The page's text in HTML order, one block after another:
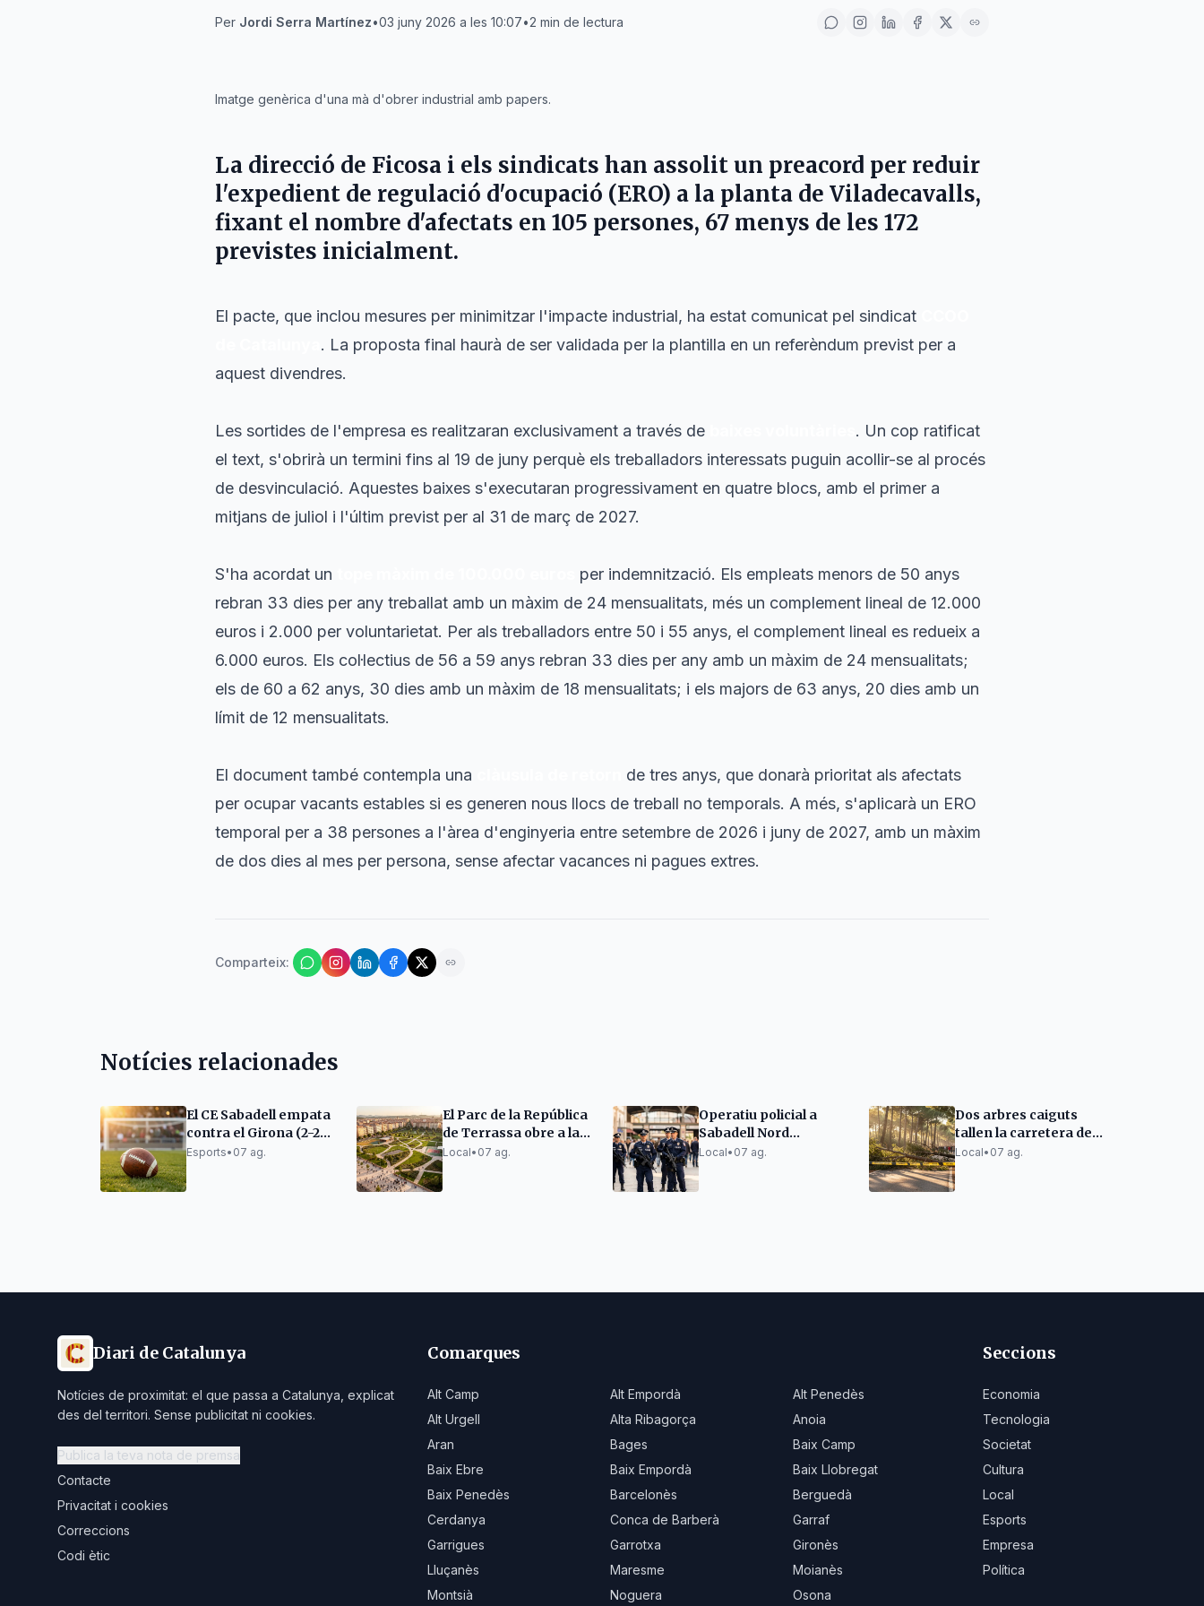
Per Jordi Serra Martínez•03 juny 2026 a les 10:07•2 min de lectura
Imatge genèrica d'una mà d'obrer industrial amb papers.
La direcció de Ficosa i els sindicats han assolit un preacord per reduir
l'expedient de regulació d'ocupació (ERO) a la planta de Viladecavalls,
fixant el nombre d'afectats en 105 persones, 67 menys de les 172
previstes inicialment.
El pacte, que inclou mesures per minimitzar l'impacte industrial, ha estat comunicat pel sindicat
. La proposta final haurà de ser validada per la plantilla en un referèndum previst per a
aquest divendres.
Les sortides de l'empresa es realitzaran exclusivament a través de
. Un cop ratificat
el text, s'obrirà un termini fins al 19 de juny perquè els treballadors interessats puguin acollir-se al procés
de desvinculació. Aquestes baixes s'executaran progressivament en quatre blocs, amb el primer a
mitjans de juliol i l'últim previst per al 31 de març de 2027.
S'ha acordat un
per indemnització. Els empleats menors de 50 anys
rebran 33 dies per any treballat amb un màxim de 24 mensualitats, més un complement lineal de 12.000
euros i 2.000 per voluntarietat. Per als treballadors entre 50 i 55 anys, el complement lineal es redueix a
6.000 euros. Els col·lectius de 56 a 59 anys rebran 33 dies per any amb un màxim de 24 mensualitats;
els de 60 a 62 anys, 30 dies amb un màxim de 18 mensualitats; i els majors de 63 anys, 20 dies amb un
límit de 12 mensualitats.
El document també contempla una
de tres anys, que donarà prioritat als afectats
per ocupar vacants estables si es generen nous llocs de treball no temporals. A més, s'aplicarà un ERO
temporal per a 38 persones a l'àrea d'enginyeria entre setembre de 2026 i juny de 2027, amb un màxim
de dos dies al mes per persona, sense afectar vacances ni pagues extres.
Comparteix:
Notícies relacionades
El CE Sabadell empata
contra el Girona (2-2)
en un partit de
Esports• 07 ag.
El Parc de la República
de Terrassa obre a la
tardor com a segona
Local• 07 ag.
Operatiu policial a
Sabadell Nord
identifica 46 persones
Local• 07 ag.
Dos arbres caiguts
tallen la carretera de
Caldes a Sabadell
Local• 07 ag.
Diari de Catalunya
Notícies de proximitat: el que passa a Catalunya, explicat
des del territori. Sense publicitat ni cookies.
Publica la teva nota de premsa
Contacte
Privacitat i cookies
Correccions
Codi ètic
Comarques
Alt Camp Alt Empordà
Alt Penedès
Alt Urgell
Alta Ribagorça
Anoia
Aran
Bages
Baix Camp
Baix Ebre
Baix Empordà
Baix Llobregat
Baix Penedès
Barcelonès
Berguedà
Cerdanya
Conca de Barberà
Garraf
Garrigues
Garrotxa
Gironès
Lluçanès
Maresme
Moianès
Montsià
Noguera Osona
Seccions
Economia
Tecnologia
Societat
Cultura
Local
Esports
Empresa
Política